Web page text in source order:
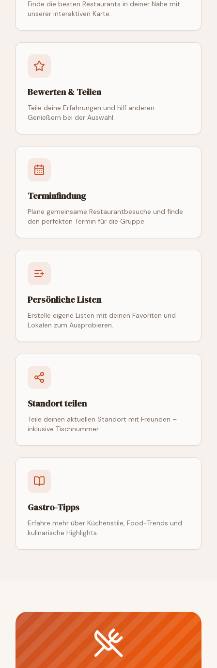
Finde die besten Restaurants in deiner Nähe mit
unserer interaktiven Karte.
Bewerten & Teilen
Teile deine Erfahrungen und hilf anderen
Genießern bei der Auswahl.
Terminfindung
Plane gemeinsame Restaurantbesuche und finde
den perfekten Termin für die Gruppe.
Persönliche Listen
Erstelle eigene Listen mit deinen Favoriten und
Lokalen zum Ausprobieren.
Standort teilen
Teile deinen aktuellen Standort mit Freunden –
inklusive Tischnummer.
Gastro-Tipps
Erfahre mehr über Küchenstile, Food-Trends und
kulinarische Highlights.